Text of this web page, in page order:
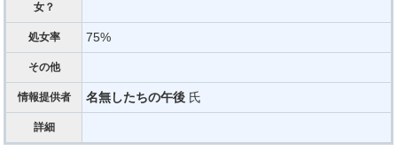
女？
処女率 75%
その他
情報提供者 名無したちの午後 氏
詳細